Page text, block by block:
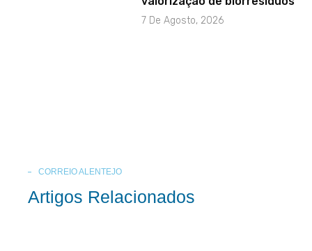
7 De Agosto, 2026
CORREIO ALENTEJO
Artigos Relacionados